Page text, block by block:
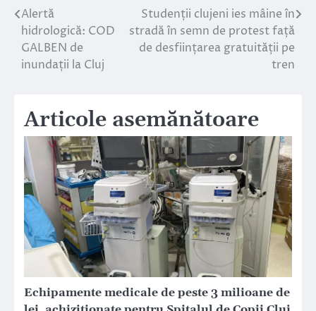
Navigare
în
articole
Alertă
hidrologică: COD
GALBEN de
inundații la Cluj
Studenții clujeni ies mâine în
stradă în semn de protest față
de desființarea gratuității pe
tren
Articole asemănătoare
Echipamente medicale de peste 3 milioane de